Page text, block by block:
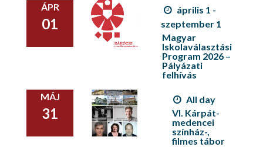
ÁPR
01
április 1 -
szeptember 1
Magyar
Iskolaválasztási
Program 2026 –
Pályázati
felhívás
MÁJ
31
All day
VI. Kárpát-
medencei
színház-,
filmes tábor